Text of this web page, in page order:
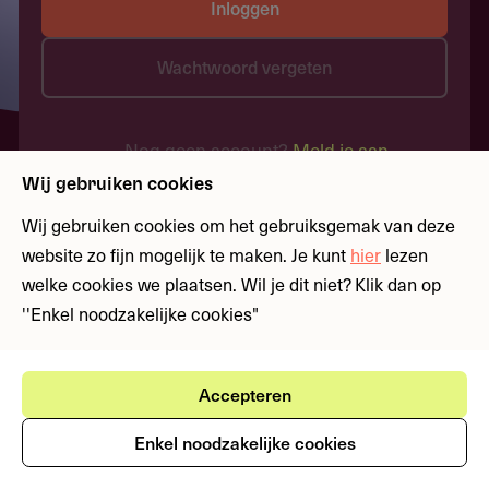
Inloggen
Wachtwoord vergeten
Nog geen account?Meld je aan
Wij gebruiken cookies
Wij gebruiken cookies om het gebruiksgemak van deze
website zo fijn mogelijk te maken. Je kunt hier lezen
welke cookies we plaatsen. Wil je dit niet? Klik dan op
''Enkel noodzakelijke cookies"
Accepteren
Enkel noodzakelijke cookies